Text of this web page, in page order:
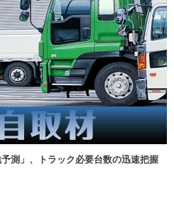
測」、トラック必要台数の迅速把握